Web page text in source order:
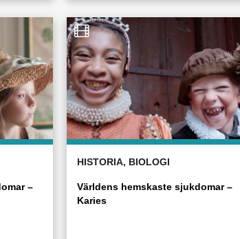
–
HISTORIA, BIOLOGI
Världens hemskaste sjukdomar –
Karies